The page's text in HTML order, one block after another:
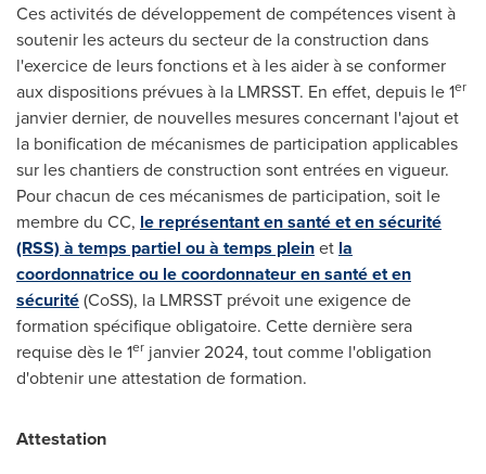
Ces activités de développement de compétences visent à
soutenir les acteurs du secteur de la construction dans
l'exercice de leurs fonctions et à les aider à se conformer
aux dispositions prévues à la LMRSST. En effet, depuis le 1er
janvier dernier, de nouvelles mesures concernant l'ajout et
la bonification de mécanismes de participation applicables
sur les chantiers de construction sont entrées en vigueur.
Pour chacun de ces mécanismes de participation, soit le
membre du CC, le représentant en santé et en sécurité
(RSS) à temps partiel ou à temps pleinet la
coordonnatrice ou le coordonnateur en santé et en
sécurité(CoSS), la LMRSST prévoit une exigence de
formation spécifique obligatoire. Cette dernière sera
requise dès le 1er janvier 2024, tout comme l'obligation
d'obtenir une attestation de formation.
Attestation